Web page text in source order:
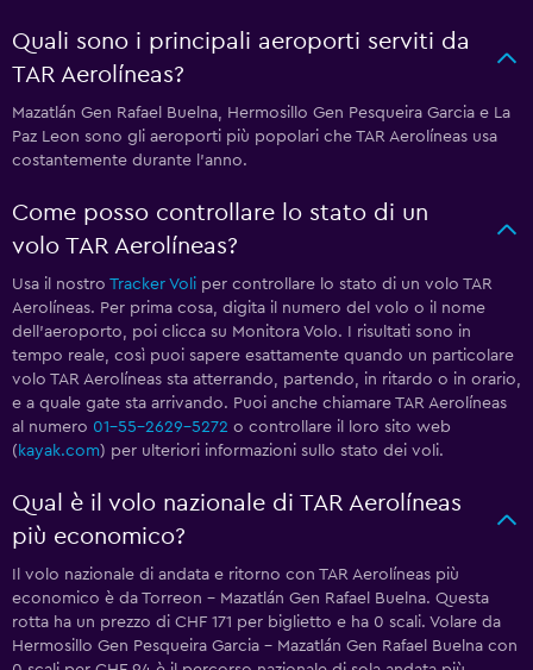
Quali sono i principali aeroporti serviti da
TAR Aerolíneas?
Mazatlán Gen Rafael Buelna, Hermosillo Gen Pesqueira Garcia e La
Paz Leon sono gli aeroporti più popolari che TAR Aerolíneas usa
costantemente durante l'anno.
Come posso controllare lo stato di un
volo TAR Aerolíneas?
Usa il nostro Tracker Voli per controllare lo stato di un volo TAR
Aerolíneas. Per prima cosa, digita il numero del volo o il nome
dell'aeroporto, poi clicca su Monitora Volo. I risultati sono in
tempo reale, così puoi sapere esattamente quando un particolare
volo TAR Aerolíneas sta atterrando, partendo, in ritardo o in orario,
e a quale gate sta arrivando. Puoi anche chiamare TAR Aerolíneas
al numero 01-55-2629-5272 o controllare il loro sito web
( kayak.com) per ulteriori informazioni sullo stato dei voli.
Qual è il volo nazionale di TAR Aerolíneas
più economico?
Il volo nazionale di andata e ritorno con TAR Aerolíneas più
economico è da Torreon - Mazatlán Gen Rafael Buelna. Questa
rotta ha un prezzo di CHF 171 per biglietto e ha 0 scali. Volare da
Hermosillo Gen Pesqueira Garcia - Mazatlán Gen Rafael Buelna con